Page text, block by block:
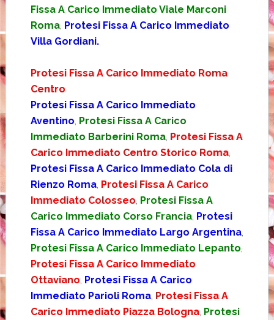
Fissa A Carico Immediato Viale Marconi
Roma, Protesi Fissa A Carico Immediato
Villa Gordiani.
Protesi Fissa A Carico Immediato Roma
Centro
Protesi Fissa A Carico Immediato
Aventino Protesi Fissa A Carico
Immediato Barberini Roma, Protesi Fissa A
Carico Immediato Centro Storico Roma,
Protesi Fissa A Carico Immediato Cola di
Rienzo Roma, Protesi Fissa A Carico
Immediato Colosseo Protesi Fissa A
Carico Immediato Corso Francia, Protesi
Fissa A Carico Immediato Largo Argentina,
Protesi Fissa A Carico Immediato Lepanto
Protesi Fissa A Carico Immediato
Ottaviano Protesi Fissa A Carico
Immediato Parioli Roma, Protesi Fissa A
Carico Immediato Piazza Bologna, Protesi